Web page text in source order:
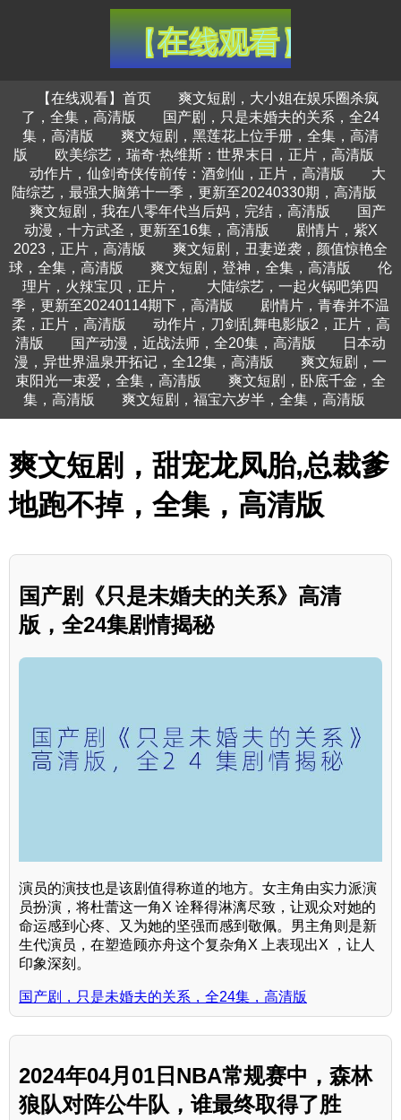
【在线观看】首页
爽文短剧，大小姐在娱乐圈杀疯
了，全集，高清版
国产剧，只是未婚夫的关系，全24
集，高清版
爽文短剧，黑莲花上位手册，全集，高清
版
欧美综艺，瑞奇·热维斯：世界末日，正片，高清版
动作片，仙剑奇侠传前传：酒剑仙，正片，高清版
大
陆综艺，最强大脑第十一季，更新至20240330期，高清版
爽文短剧，我在八零年代当后妈，完结，高清版
国产
动漫，十方武圣，更新至16集，高清版
剧情片，紫X
2023，正片，高清版
爽文短剧，丑妻逆袭，颜值惊艳全
球，全集，高清版
爽文短剧，登神，全集，高清版
伦
理片，火辣宝贝，正片，
大陆综艺，一起火锅吧第四
季，更新至20240114期下，高清版
剧情片，青春并不温
柔，正片，高清版
动作片，刀剑乱舞电影版2，正片，高
清版
国产动漫，近战法师，全20集，高清版
日本动
漫，异世界温泉开拓记，全12集，高清版
爽文短剧，一
束阳光一束爱，全集，高清版
爽文短剧，卧底千金，全
集，高清版
爽文短剧，福宝六岁半，全集，高清版
爽文短剧，甜宠龙凤胎,总裁爹
地跑不掉，全集，高清版
国产剧《只是未婚夫的关系》高清
版，全24集剧情揭秘
演员的演技也是该剧值得称道的地方。女主角由实力派演
员扮演，将杜蕾这一角X 诠释得淋漓尽致，让观众对她的
命运感到心疼、又为她的坚强而感到敬佩。男主角则是新
生代演员，在塑造顾亦舟这个复杂角X 上表现出X ，让人
印象深刻。
国产剧，只是未婚夫的关系，全24集，高清版
2024年04月01日NBA常规赛中，森林
狼队对阵公牛队，谁最终取得了胜